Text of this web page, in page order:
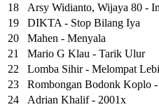
18
Arsy Widianto, Wijaya 80 -
19
DIKTA - Stop Bilang Iya
20
Mahen - Menyala
21
Mario G Klau - Tarik Ulur
22
Lomba Sihir - Melompat
23
Rombongan Bodonk
24
Adrian Khalif - 2001x